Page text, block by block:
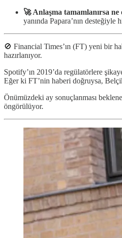
🚀 Anlaşma tamamlanırsa ne
yanında Papara’nın
🚫 Financial Times’ın (FT) yeni bir
hazırlanıyor.
Spotify’ın 2019’da regülatörlere
Eğer ki FT’nin haberi doğruysa,
Önümüzdeki ay sonuçlanması
öngörülüyor.